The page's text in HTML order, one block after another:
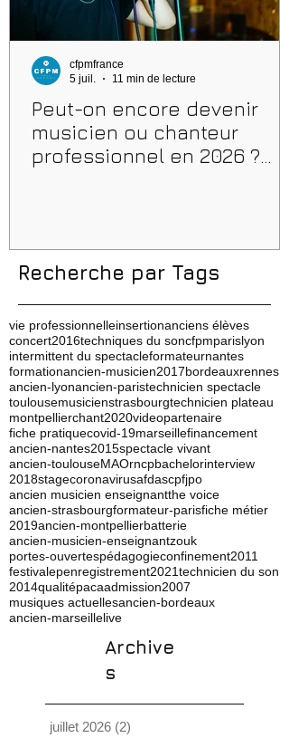
Peut-on encore devenir
musicien ou chanteur
professionnel en 2026 ?
cfpmfrance
5 juil.
11 min de lecture
Recherche par Tags
vie professionnelleinsertionanciens élèves
concert2016techniques du soncfpmparislyon
intermittent du spectacleformateurnantes
formationancien-musicien2017bordeauxrennes
ancien-lyonancien-paristechnicien spectacle
toulousemusicienstrasbourgtechnicien plateau
montpellierchant2020videopartenaire
fiche pratiquecovid-19marseillefinancement
ancien-nantes2015spectacle vivant
ancien-toulouseMAOrncpbachelorinterview
2018stagecoronavirusafdascpfjpo
ancien musicien enseignantthe voice
ancien-strasbourgformateur-parisfiche métier
2019ancien-montpellierbatterie
ancien-musicien-enseignantzouk
portes-ouvertespédagogieconfinement2011
festivalepenregistrement2021technicien du son
2014qualitépacaadmission2007
musiques actuellesancien-bordeaux
ancien-marseillelive
Archive
s
juillet 2026 (2)